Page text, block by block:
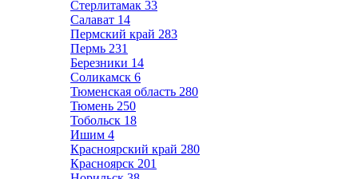
Стерлитамак 33
Салават 14
Пермский край 283
Пермь 231
Березники 14
Соликамск 6
Тюменская область 280
Тюмень 250
Тобольск 18
Ишим 4
Красноярский край 280
Красноярск 201